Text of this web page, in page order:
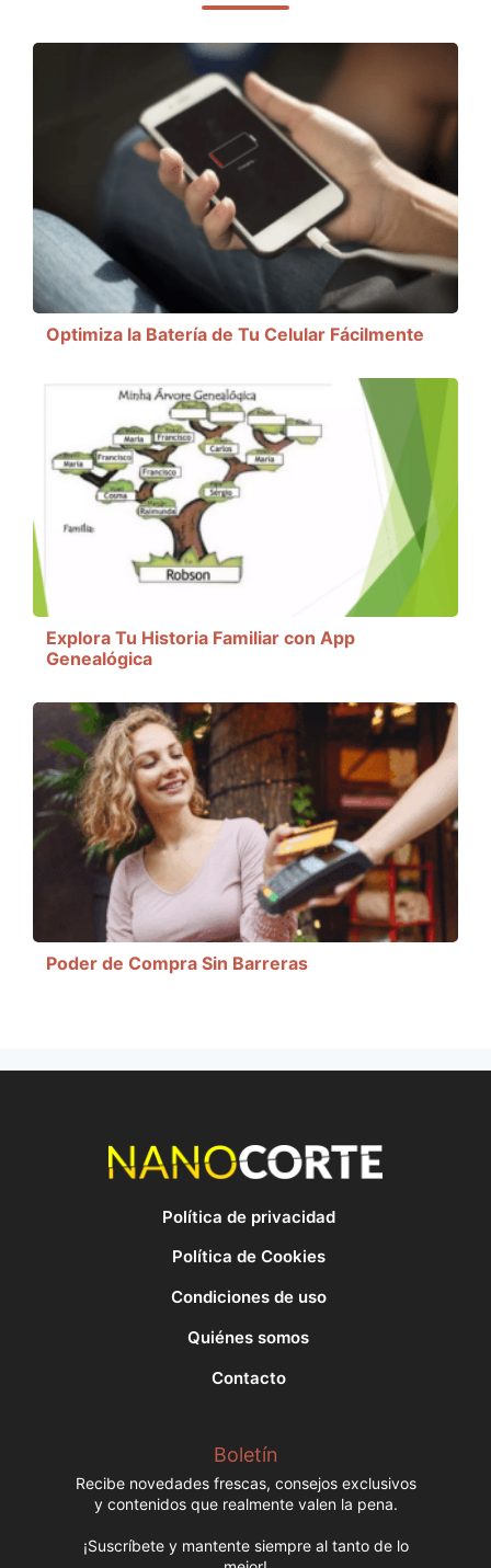
Optimiza la Batería de Tu Celular Fácilmente
Explora Tu Historia Familiar con App
Genealógica
Poder de Compra Sin Barreras
Política de privacidad
Política de Cookies
Condiciones de uso
Quiénes somos
Contacto
Boletín
Recibe novedades frescas, consejos exclusivos
y contenidos que realmente valen la pena.
¡Suscríbete y mantente siempre al tanto de lo